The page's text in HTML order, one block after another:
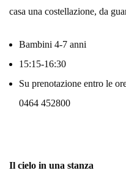
casa una costellazione, da
Bambini 4-7 anni
15:15-16:30
Su prenotazione entro le
0464 452800
Il cielo in una stanza